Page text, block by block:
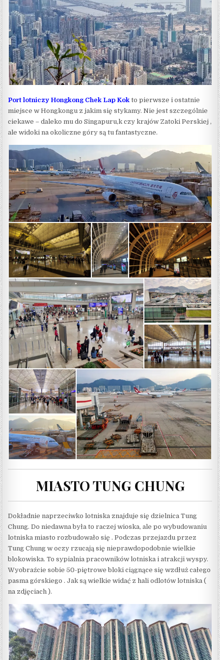
Port lotniczy Hongkong Chek Lap Kok to pierwsze i ostatnie
miejsce w Hongkongu z jakim się stykamy. Nie jest szczególnie
ciekawe – daleko mu do Singapuru,k czy krajów Zatoki Perskiej ,
ale widoki na okoliczne góry są tu fantastyczne.
MIASTO TUNG CHUNG
Dokładnie naprzeciwko lotniska znajduje się dzielnica Tung
Chung. Do niedawna była to raczej wioska, ale po wybudowaniu
lotniska miasto rozbudowało się . Podczas przejazdu przez
Tung Chung w oczy rzucają się nieprawdopodobnie wielkie
blokowiska. To sypialnia pracowników lotniska i atrakcji wyspy.
Wyobraźcie sobie 50-piętrowe bloki ciągnące się wzdłuż całego
pasma górskiego . Jak są wielkie widać z hali odlotów lotniska (
na zdjęciach ).